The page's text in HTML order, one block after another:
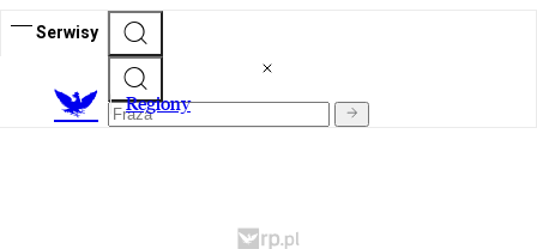
Serwisy
Regiony